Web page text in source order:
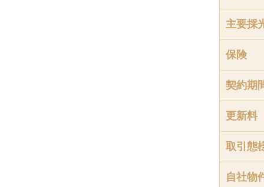
主要採
保険
契約期
更新料
取引態
自社物